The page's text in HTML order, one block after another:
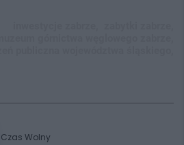
Czas Wolny